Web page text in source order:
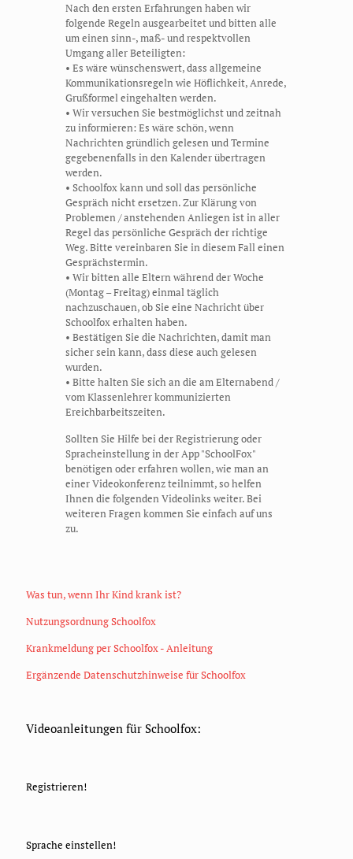
Nach den ersten Erfahrungen haben wir
folgende Regeln ausgearbeitet und bitten alle
um einen sinn-, maß- und respektvollen
Umgang aller Beteiligten:
• Es wäre wünschenswert, dass allgemeine
Kommunikationsregeln wie Höflichkeit, Anrede,
Grußformel eingehalten werden.
• Wir versuchen Sie bestmöglichst und zeitnah
zu informieren: Es wäre schön, wenn
Nachrichten gründlich gelesen und Termine
gegebenenfalls in den Kalender übertragen
werden.
• Schoolfox kann und soll das persönliche
Gespräch nicht ersetzen. Zur Klärung von
Problemen / anstehenden Anliegen ist in aller
Regel das persönliche Gespräch der richtige
Weg. Bitte vereinbaren Sie in diesem Fall einen
Gesprächstermin.
• Wir bitten alle Eltern während der Woche
(Montag – Freitag) einmal täglich
nachzuschauen, ob Sie eine Nachricht über
Schoolfox erhalten haben.
• Bestätigen Sie die Nachrichten, damit man
sicher sein kann, dass diese auch gelesen
wurden.
• Bitte halten Sie sich an die am Elternabend /
vom Klassenlehrer kommunizierten
Ereichbarbeitszeiten.
Sollten Sie Hilfe bei der Registrierung oder
Spracheinstellung in der App "SchoolFox"
benötigen oder erfahren wollen, wie man an
einer Videokonferenz teilnimmt, so helfen
Ihnen die folgenden Videolinks weiter. Bei
weiteren Fragen kommen Sie einfach auf uns
zu.
Was tun, wenn Ihr Kind krank ist?
Nutzungsordnung Schoolfox
Krankmeldung per Schoolfox - Anleitung
Ergänzende Datenschutzhinweise für Schoolfox
Videoanleitungen für Schoolfox:
Registrieren!
Sprache einstellen!